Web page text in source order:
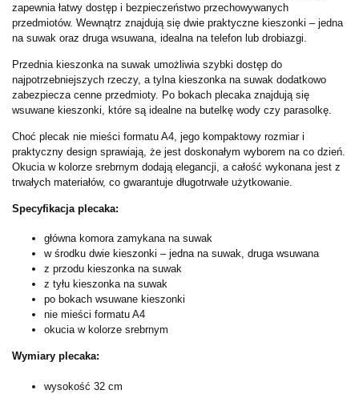
zapewnia łatwy dostęp i bezpieczeństwo przechowywanych
przedmiotów. Wewnątrz znajdują się dwie praktyczne kieszonki – jedna
na suwak oraz druga wsuwana, idealna na telefon lub drobiazgi.
Przednia kieszonka na suwak umożliwia szybki dostęp do
najpotrzebniejszych rzeczy, a tylna kieszonka na suwak dodatkowo
zabezpiecza cenne przedmioty. Po bokach plecaka znajdują się
wsuwane kieszonki, które są idealne na butelkę wody czy parasolkę.
Choć plecak nie mieści formatu A4, jego kompaktowy rozmiar i
praktyczny design sprawiają, że jest doskonałym wyborem na co dzień.
Okucia w kolorze srebrnym dodają elegancji, a całość wykonana jest z
trwałych materiałów, co gwarantuje długotrwałe użytkowanie.
Specyfikacja plecaka:
główna komora zamykana na suwak
w środku dwie kieszonki – jedna na suwak, druga wsuwana
z przodu kieszonka na suwak
z tyłu kieszonka na suwak
po bokach wsuwane kieszonki
nie mieści formatu A4
okucia w kolorze srebrnym
Wymiary plecaka:
wysokość 32 cm